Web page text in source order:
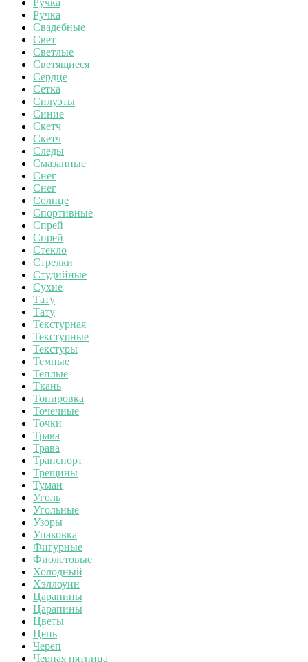
Ручка
Свадебные
Свет
Светлые
Светящиеся
Сердце
Сетка
Силуэты
Синие
Скетч
Скетч
Следы
Смазанные
Снег
Снег
Солнце
Спортивные
Спрей
Спрей
Стекло
Стрелки
Студийные
Сухие
Тату
Тату
Текстурная
Текстурные
Текстуры
Темные
Теплые
Ткань
Тонировка
Точечные
Точки
Трава
Трава
Транспорт
Трещины
Туман
Уголь
Угольные
Узоры
Упаковка
Фигурные
Фиолетовые
Холодный
Хэллоуин
Царапины
Царапины
Цветы
Цепь
Череп
Черная пятница